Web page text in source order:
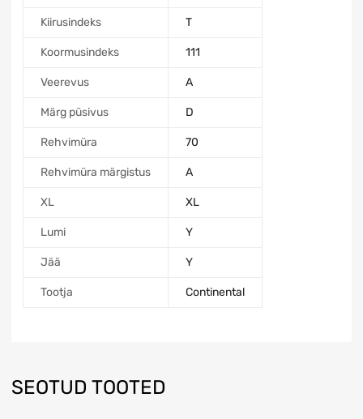
Kiirusindeks T
Koormusindeks 111
Veerevus A
Märg püsivus D
Rehvimüra 70
Rehvimüra märgistus A
XL XL
Lumi Y
Jää Y
Tootja Continental
SEOTUD TOOTED